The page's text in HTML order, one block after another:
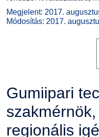
Megjelent: 2017.
Módosítás: 2017.
Gumiipari
regionális